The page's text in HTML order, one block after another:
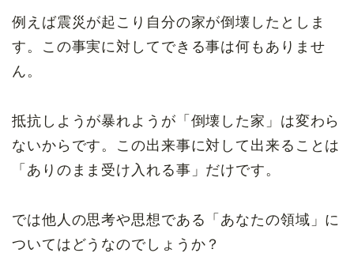
例えば震災が起こり自分の家が倒壊したとしま
す。この事実に対してできる事は何もありませ
ん。
抵抗しようが暴れようが「倒壊した家」は変わら
ないからです。この出来事に対して出来ることは
「ありのまま受け入れる事」だけです。
では他人の思考や思想である「あなたの領域」に
ついてはどうなのでしょうか？